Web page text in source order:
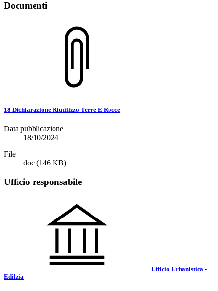
Documenti
18 Dichiarazione Riutilizzo Terre E Rocce
Data pubblicazione
18/10/2024
File
doc (146 KB)
Ufficio responsabile
Ufficio Urbanistica -
Edilzia